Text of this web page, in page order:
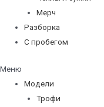
Мерч
Разборка
С пробегом
Меню
Модели
Трофи